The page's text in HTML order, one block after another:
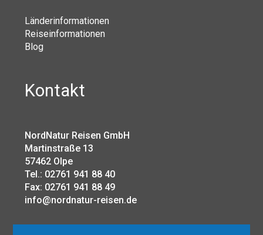
Länderinformationen
Reiseinformationen
Blog
Kontakt
NordNatur Reisen GmbH
Martinstraße 13
57462 Olpe
Tel.: 02761 941 88 40
Fax: 02761 941 88 49
info@nordnatur-reisen.de